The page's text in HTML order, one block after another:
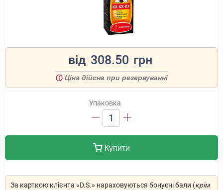
від 308.50 грн
Ціна дійсна при резервуванні
Упаковка
1
Купити
За карткою клієнта «D.S.» нараховуються бонусні бали (крім